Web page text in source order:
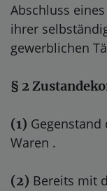
Abschluss
ihrer
gewerblichen
§ 2
(1) Gegenstand
Waren .
(2) Bereits mit